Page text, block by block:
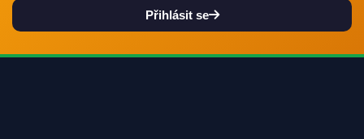
Přihlásit se